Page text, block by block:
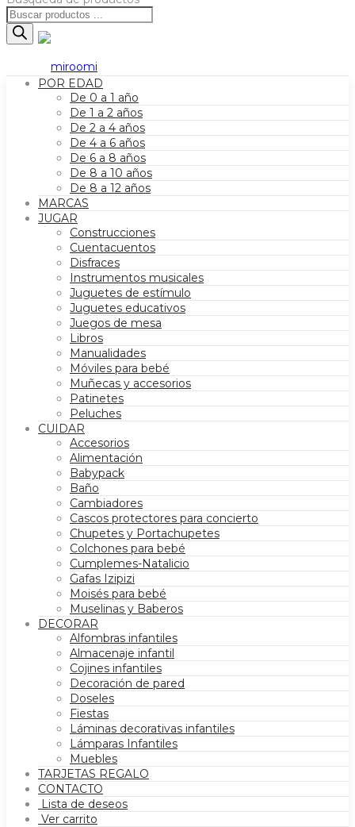
POR EDAD
De 0 a 1 año
De 1 a 2 años
De 2 a 4 años
De 4 a 6 años
De 6 a 8 años
De 8 a 10 años
De 8 a 12 años
MARCAS
JUGAR
Construcciones
Cuentacuentos
Disfraces
Instrumentos musicales
Juguetes de estímulo
Juguetes educativos
Juegos de mesa
Libros
Manualidades
Móviles para bebé
Muñecas y accesorios
Patinetes
Peluches
CUIDAR
Accesorios
Alimentación
Babypack
Baño
Cambiadores
Cascos protectores para concierto
Chupetes y Portachupetes
Colchones para bebé
Cumplemes-Natalicio
Gafas Izipizi
Moisés para bebé
Muselinas y Baberos
DECORAR
Alfombras infantiles
Almacenaje infantil
Cojines infantiles
Decoración de pared
Doseles
Fiestas
Láminas decorativas infantiles
Lámparas Infantiles
Muebles
TARJETAS REGALO
CONTACTO
Lista de deseos
Ver carrito